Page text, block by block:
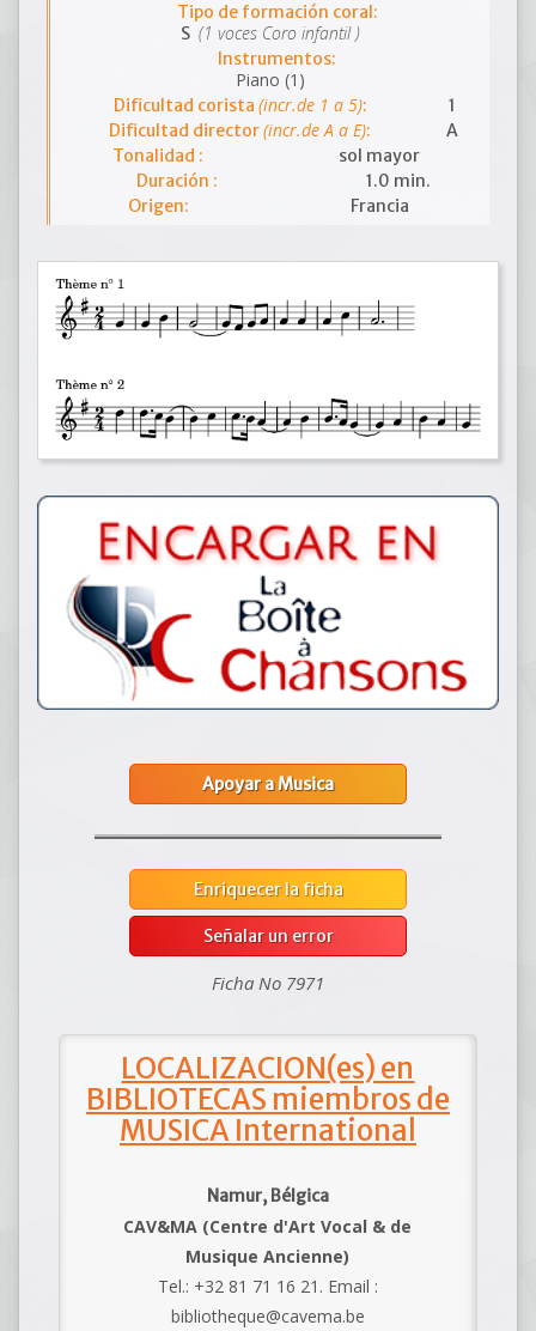
Tipo de formación coral:
S (1 voces Coro infantil )
Instrumentos:
Piano (1)
Dificultad corista (incr.de 1 a 5):
1
Dificultad director(incr.de A a E):
A
Tonalidad :
sol mayor
Duración :
1.0 min.
Origen:
Francia
Apoyar a Musica
Enriquecer la ficha
Señalar un error
Ficha No 7971
LOCALIZACION(es) en
BIBLIOTECAS miembros de
MUSICA International
Namur, Bélgica
CAV&MA (Centre d'Art Vocal & de
Musique Ancienne)
Tel.: +32 81 71 16 21. Email :
bibliotheque@cavema.be